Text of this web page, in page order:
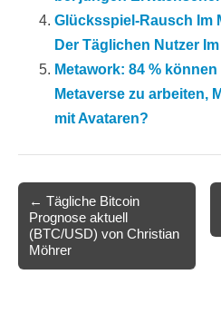
Glücksspiel-Rausch Im
Der Täglichen Nutzer
Metawork: 84 %
Metaverse zu arbeiten,
mit Avataren?
Post
navigation
← Tägliche Bitcoin
Prognose aktuell
(BTC/USD) von Christian
Möhrer